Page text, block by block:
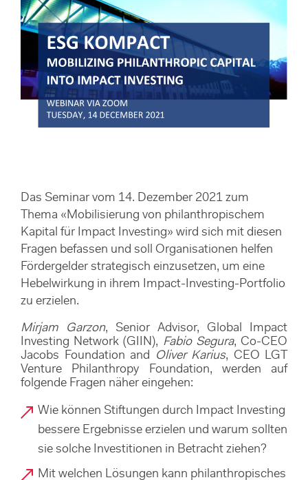
Das Seminar vom 14. Dezember 2021 zum
Thema «Mobilisierung von philanthropischem
Kapital für Impact Investing» wird sich mit diesen
Fragen befassen und soll Organisationen helfen
Fördergelder strategisch einzusetzen, um eine
Hebelwirkung in ihrem Impact-Investing-Portfolio
zu erzielen.
Mirjam Garzon, Senior Advisor, Global Impact
Investing Network (GIIN), Fabio Segura, Co-CEO
Jacobs Foundation and
Oliver Karius, CEO LGT
Venture Philanthropy Foundation, werden auf
folgende Fragen näher eingehen:
Wie können Stiftungen durch Impact Investing
bessere Ergebnisse erzielen und warum sollten
sie solche Investitionen in Betracht ziehen?
Mit welchen Lösungen kann philanthropisches